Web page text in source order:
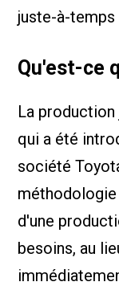
juste-à-
Qu'est-ce
La
qui a été
société
d'une
besoins, au